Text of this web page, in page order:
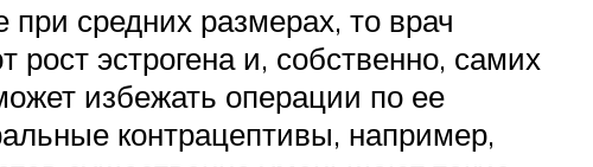
средних размерах, то врач
эстрогена и, собственно, самих
избежать операции по ее
контрацептивы, например,